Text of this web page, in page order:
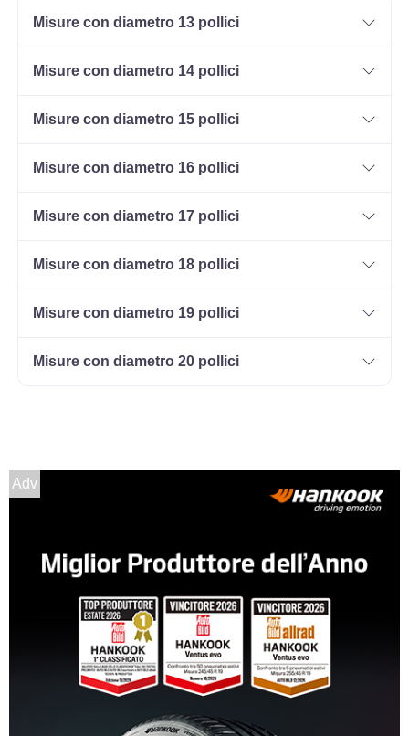
Misure con diametro 13 pollici
Misure con diametro 14 pollici
Misure con diametro 15 pollici
Misure con diametro 16 pollici
Misure con diametro 17 pollici
Misure con diametro 18 pollici
Misure con diametro 19 pollici
Misure con diametro 20 pollici
Adv